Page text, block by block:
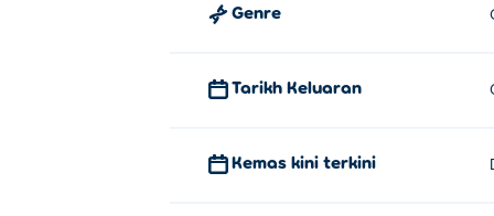
Brainrot Merge boleh dimainkan pada
Genre
Tarikh Keluaran
Kemas kini terkini